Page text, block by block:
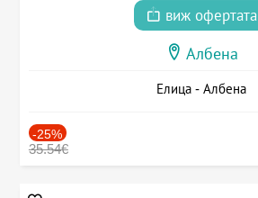
виж офертата
Албена
Елица - Албена
-25%
35.54€